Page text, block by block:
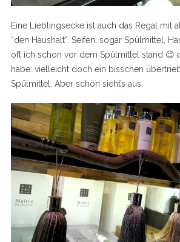
Eine Lieblingsecke ist auch das Regal mit
“den Haushalt”. Seifen, sogar Spülmittel,
oft ich schon vor dem Spülmittel stand 😉
habe: vielleicht doch ein bisschen
Spülmittel. Aber schön sieht’s aus.